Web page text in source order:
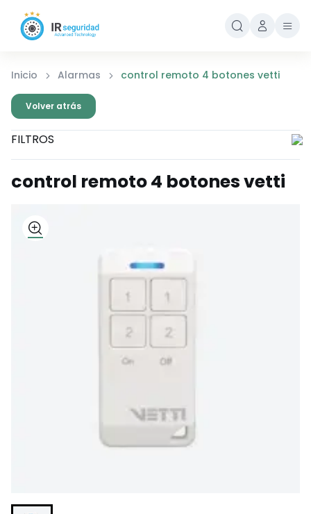
Inicio Alarmas control remoto 4 botones vetti
Volver atrás
FILTROS
control remoto 4 botones vetti